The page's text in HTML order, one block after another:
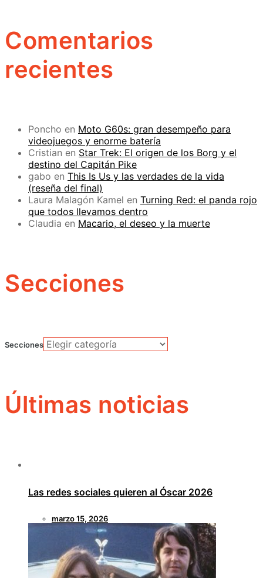
Comentarios
recientes
Poncho en Moto G60s: gran desempeño para
videojuegos y enorme batería
Cristian en Star Trek: El origen de los Borg y el
destino del Capitán Pike
gabo en This Is Us y las verdades de la vida
(reseña del final)
Laura Malagón Kamel en Turning Red: el panda rojo
que todos llevamos dentro
Claudia en Macario, el deseo y la muerte
Secciones
Secciones
Últimas noticias
Las redes sociales quieren al Óscar 2026
marzo 15, 2026